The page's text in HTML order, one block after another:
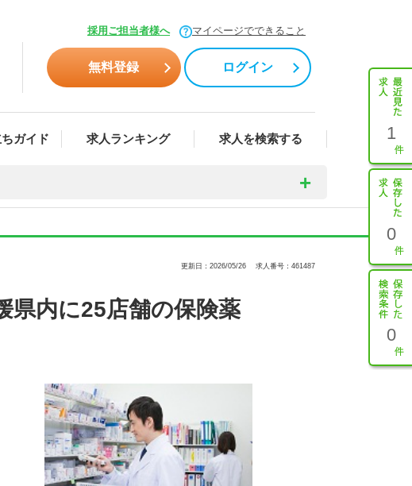
採用ご担当者様へ マイページでできること
無料登録 ログイン
ガイド 求人ランキング 求人を検索する 1
0
0
更新日：2026/05/26 求人番号：461487
県内に25店舗の保険薬